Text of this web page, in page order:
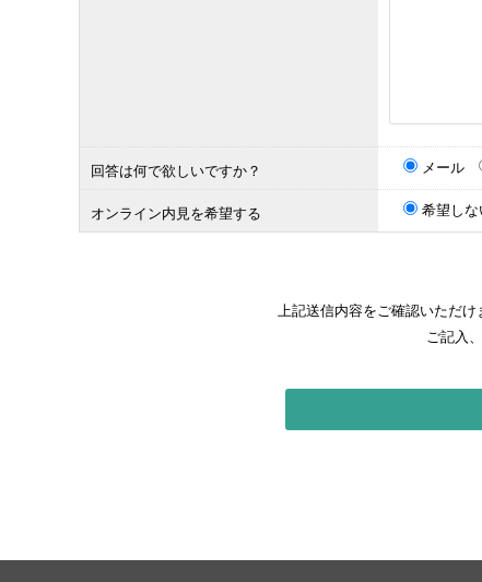
回答は何で欲しいですか？ メール
オンライン内見を希望する 希望しな
上記送信内容をご確認いただけ
ご記入